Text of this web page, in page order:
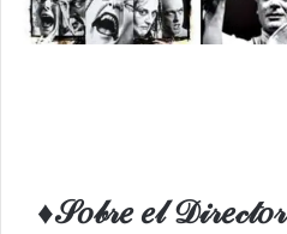
♦𝒮𝑜𝒷𝓇𝑒 𝑒𝓁 𝒟𝒾𝓇𝑒𝒸𝓉𝑜𝓇